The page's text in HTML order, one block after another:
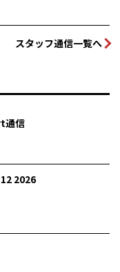
スタッフ通信一覧へ
通信
2026